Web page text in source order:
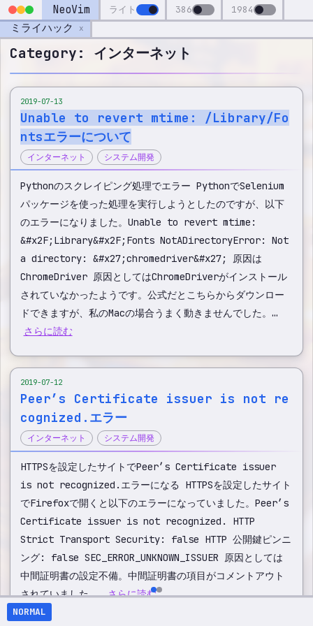
NeoVim ライト 386 1984
ミライハック x
Category: インターネット
2019-07-13
Unable to revert mtime: /Library/Fo
ntsエラーについて
インターネット システム開発
Pythonのスクレイピング処理でエラー PythonでSelenium
パッケージを使った処理を実行しようとしたのですが、以下
のエラーになりました。Unable to revert mtime:
&#x2F;Library&#x2F;Fonts NotADirectoryError: Not
a directory: &#x27;chromedriver&#x27; 原因は
ChromeDriver 原因としてはChromeDriverがインストール
されていなかったようです。公式だとこちらからダウンロー
ドできますが、私のMacの場合うまく動きませんでした。…
さらに読む
2019-07-12
Peer’s Certificate issuer is not re
cognized.エラー
インターネット システム開発
HTTPSを設定したサイトでPeer’s Certificate issuer
is not recognized.エラーになる HTTPSを設定したサイト
でFirefoxで開くと以下のエラーになっていました。Peer’s
Certificate issuer is not recognized. HTTP
Strict Transport Security: false HTTP 公開鍵ピンニ
ング: false SEC_ERROR_UNKNOWN_ISSUER 原因としては
中間証明書の設定不備。中間証明書の項目がコメントアウト
されていました。… さらに読む
NORMAL